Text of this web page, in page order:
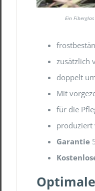
Ein
zusätzlich
doppelt
Mit
für die
produziert
Garantie